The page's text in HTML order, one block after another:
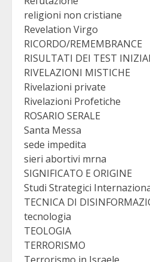
religioni non cristiane
Revelation Virgo
RICORDO/REMEMBRANCE
RISULTATI DEI TEST
RIVELAZIONI MISTICHE
Rivelazioni private
Rivelazioni Profetiche
ROSARIO SERALE
Santa Messa
sede impedita
sieri abortivi mrna
SIGNIFICATO E ORIGINE
Studi Strategici
TECNICA DI
tecnologia
TEOLOGIA
TERRORISMO